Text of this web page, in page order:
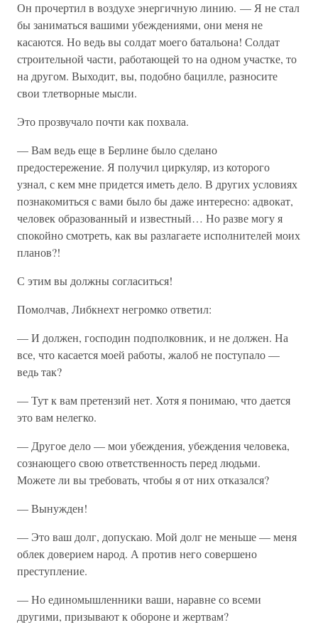
Он прочертил в воздухе энергичную линию. — Я не стал
бы заниматься вашими убеждениями, они меня не
касаются. Но ведь вы солдат моего батальона! Солдат
строительной части, работающей то на одном участке, то
на другом. Выходит, вы, подобно бацилле, разносите
свои тлетворные мысли.
Это прозвучало почти как похвала.
— Вам ведь еще в Берлине было сделано
предостережение. Я получил циркуляр, из которого
узнал, с кем мне придется иметь дело. В других условиях
познакомиться с вами было бы даже интересно: адвокат,
человек образованный и известный… Но разве могу я
спокойно смотреть, как вы разлагаете исполнителей моих
планов?!
С этим вы должны согласиться!
Помолчав, Либкнехт негромко ответил:
— И должен, господин подполковник, и не должен. На
все, что касается моей работы, жалоб не поступало —
ведь так?
— Тут к вам претензий нет. Хотя я понимаю, что дается
это вам нелегко.
— Другое дело — мои убеждения, убеждения человека,
сознающего свою ответственность перед людьми.
Можете ли вы требовать, чтобы я от них отказался?
— Вынужден!
— Это ваш долг, допускаю. Мой долг не меньше — меня
облек доверием народ. А против него совершено
преступление.
— Но единомышленники ваши, наравне со всеми
другими, призывают к обороне и жертвам?